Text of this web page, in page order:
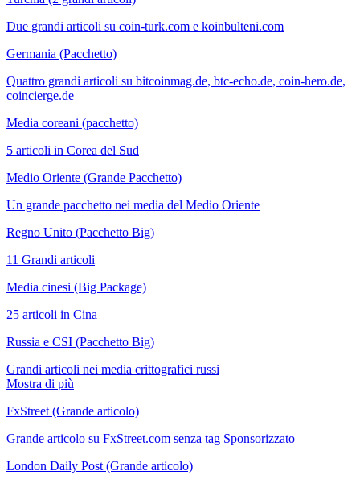
Due grandi articoli su coin-turk.com e koinbulteni.com
Germania (Pacchetto)
Quattro grandi articoli su bitcoinmag.de, btc-echo.de, coin-hero.de,
coincierge.de
Media coreani (pacchetto)
5 articoli in Corea del Sud
Medio Oriente (Grande Pacchetto)
Un grande pacchetto nei media del Medio Oriente
Regno Unito (Pacchetto Big)
11 Grandi articoli
Media cinesi (Big Package)
25 articoli in Cina
Russia e CSI (Pacchetto Big)
Grandi articoli nei media crittografici russi
Mostra di più
FxStreet (Grande articolo)
Grande articolo su FxStreet.com senza tag Sponsorizzato
London Daily Post (Grande articolo)